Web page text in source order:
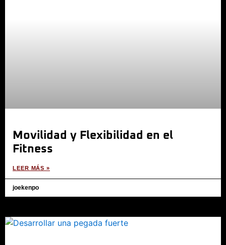
Movilidad y Flexibilidad en el
Fitness
LEER MÁS »
joekenpo